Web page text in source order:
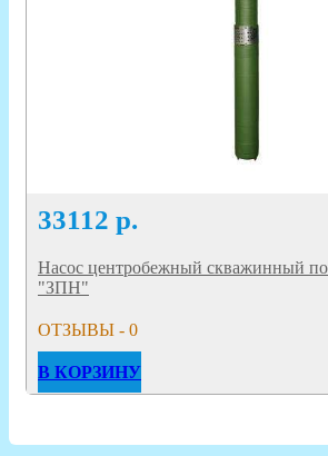
33112 р.
Насос центробежный скважинный
"ЗПН"
ОТЗЫВЫ - 0
В КОРЗИНУ